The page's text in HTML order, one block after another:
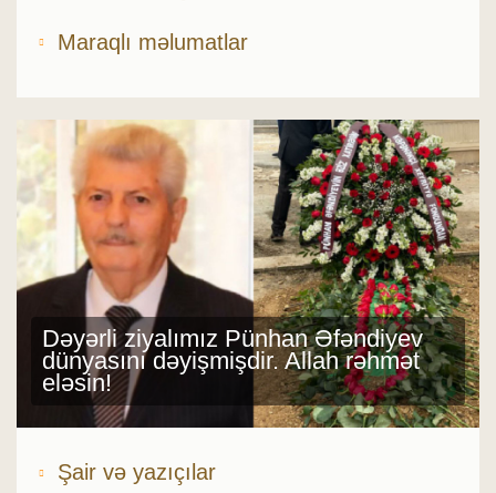
Maraqlı məlumatlar
Dəyərli ziyalımız Pünhan Əfəndiyev
dünyasını dəyişmişdir. Allah rəhmət
eləsin!
Şair və yazıçılar